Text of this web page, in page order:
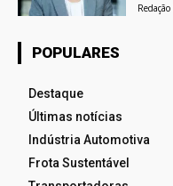
POPULARES
Destaque
Últimas notícias
Indústria Automotiva
Frota Sustentável